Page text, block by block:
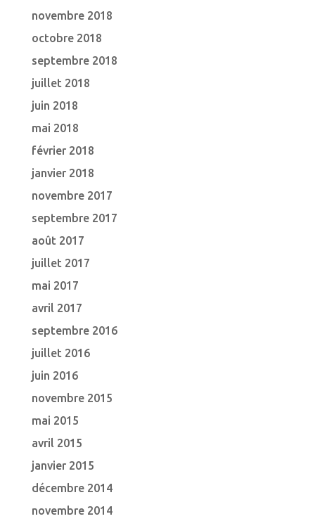
novembre 2018
octobre 2018
septembre 2018
juillet 2018
juin 2018
mai 2018
février 2018
janvier 2018
novembre 2017
septembre 2017
août 2017
juillet 2017
mai 2017
avril 2017
septembre 2016
juillet 2016
juin 2016
novembre 2015
mai 2015
avril 2015
janvier 2015
décembre 2014
novembre 2014